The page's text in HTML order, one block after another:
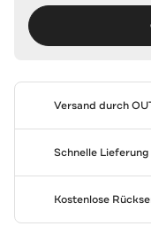
Versand durch
Schnelle
Kostenlose